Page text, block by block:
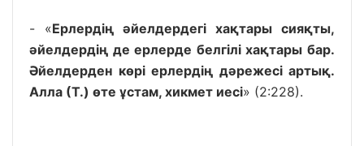
- «Ерлердің әйелдердегі хақтары сияқты,
әйелдердің де ерлерде белгілі хақтары бар.
Әйелдерден көрі ерлердің дәрежесі артық.
Алла (Т.) өте ұстам, хикмет иесі» (2:228).